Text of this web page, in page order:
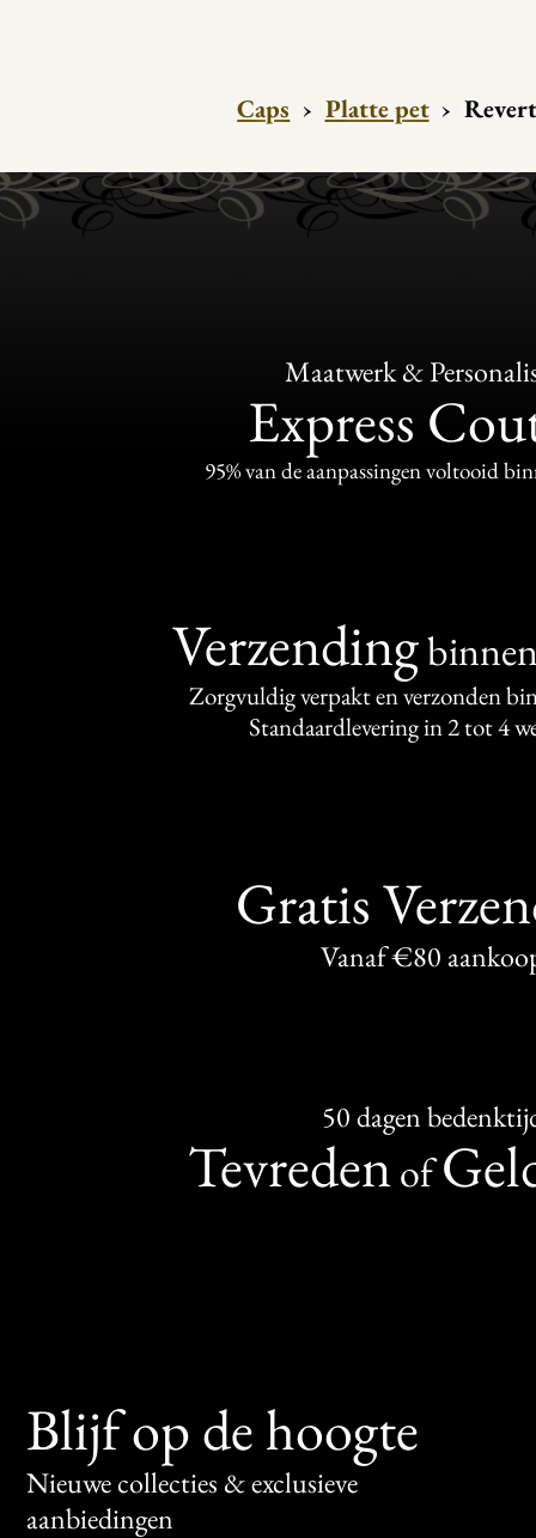
Caps › Platte pet ›
Maatwerk &
Express
95% van de aanpassingen voltooid
Verzending
Zorgvuldig verpakt en verzonden
Standaardlevering in 2 tot 4
Gratis
Vanaf €80
50 dagen
Tevredenof
Blijf op de hoogte
Nieuwe collecties & exclusieve
aanbiedingen